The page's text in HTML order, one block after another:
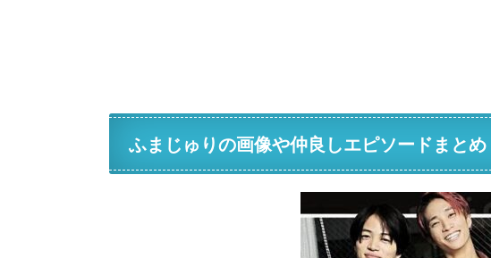
ふまじゅりの画像や仲良しエピソードまとめ